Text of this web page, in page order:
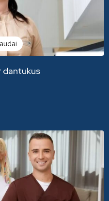
dantukus